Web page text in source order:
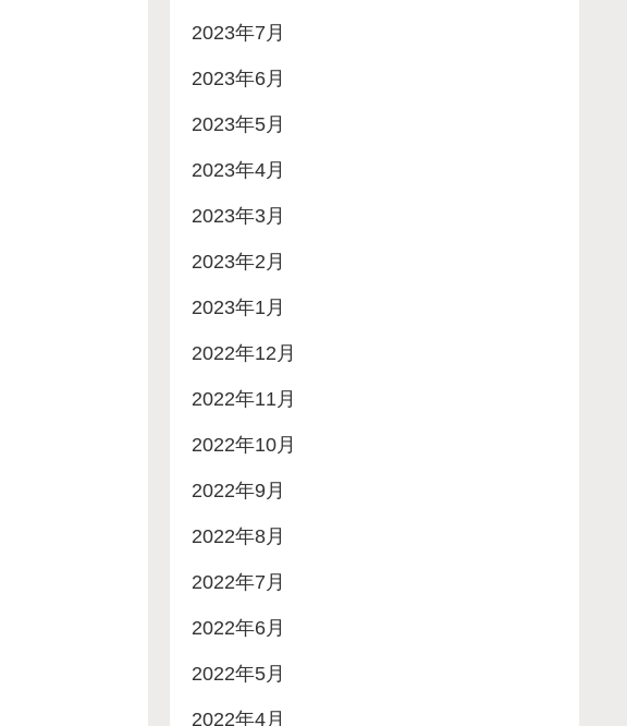
2023年7月
2023年6月
2023年5月
2023年4月
2023年3月
2023年2月
2023年1月
2022年12月
2022年11月
2022年10月
2022年9月
2022年8月
2022年7月
2022年6月
2022年5月
2022年4月